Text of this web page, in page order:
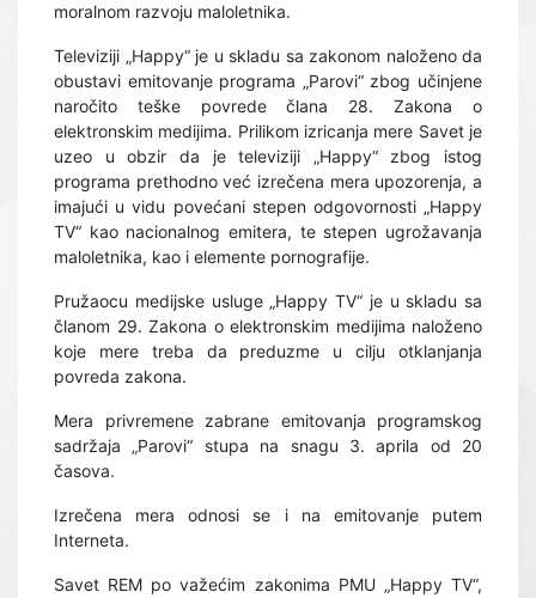
moralnom razvoju maloletnika.
Televiziji „Happy“ je u skladu sa zakonom naloženo da
obustavi emitovanje programa „Parovi“ zbog učinjene
naročito teške povrede člana 28.
Zakona o
elektronskim medijima. Prilikom izricanja mere Savet je
uzeo u obzir da je televiziji
„Happy“ zbog istog
programa prethodno već izrečena mera upozorenja, a
imajući u vidu povećani stepen odgovornosti „Happy
TV“ kao nacionalnog emitera, te stepen ugrožavanja
maloletnika, kao i elemente pornografije.
Pružaocu medijske usluge „Happy TV“ je u skladu sa
članom 29. Zakona o elektronskim medijima naloženo
koje mere treba da preduzme u cilju otklanjanja
povreda zakona.
Mera privremene zabrane emitovanja programskog
sadržaja „Parovi“ stupa na snagu 3. aprila od 20
časova.
Izrečena mera odnosi se i na emitovanje putem
Interneta.
Savet REM po važećim zakonima PMU „Happy TV“,